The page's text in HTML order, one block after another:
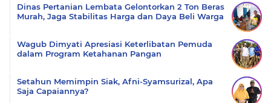
Dinas Pertanian Lembata Gelontorkan 2 Ton Beras
Murah, Jaga Stabilitas Harga dan Daya Beli Warga
Wagub Dimyati Apresiasi Keterlibatan Pemuda
dalam Program Ketahanan Pangan
Setahun Memimpin Siak, Afni-Syamsurizal, Apa
Saja Capaiannya?